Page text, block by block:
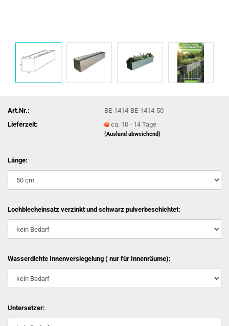
Art.Nr.:
BE-1414-BE-1414-50
Lieferzeit:
ca. 10 - 14 Tage
(Ausland abweichend)
Länge:
Lochblecheinsatz verzinkt und schwarz pulverbeschichtet:
Wasserdichte Innenversiegelung ( nur für Innenräume):
Untersetzer: